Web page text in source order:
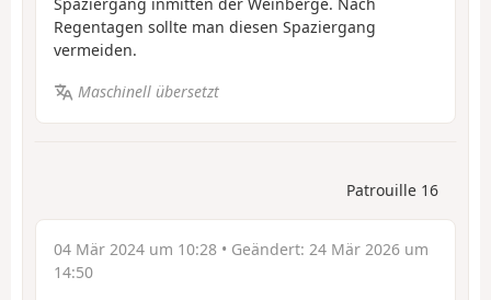
Regentagen sollte man diesen Spaziergang
vermeiden.
Maschinell übersetzt
Patrouille 16
04 Mär 2024 um 10:28 • Geändert: 24 Mär 2026 um
14:50